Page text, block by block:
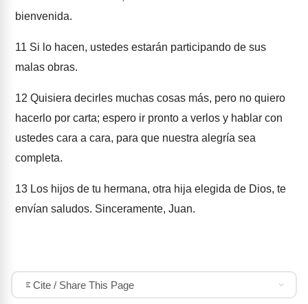
bienvenida.
11 Si lo hacen, ustedes estarán participando de sus
malas obras.
12 Quisiera decirles muchas cosas más, pero no quiero
hacerlo por carta; espero ir pronto a verlos y hablar con
ustedes cara a cara, para que nuestra alegría sea
completa.
13 Los hijos de tu hermana, otra hija elegida de Dios, te
envían saludos. Sinceramente, Juan.
Cite / Share This Page